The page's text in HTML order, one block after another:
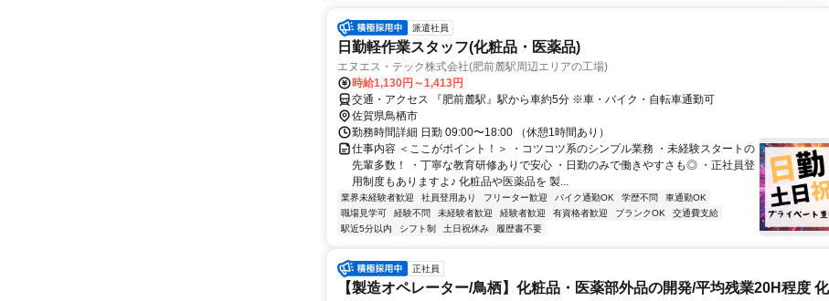
派遣社員
日勤軽作業スタッフ(化粧品・医薬品)
エヌエス・テック株式会社(肥前麓駅周辺エリアの工場)
時給1,130円～1,413円
交通・アクセス 『肥前麓駅』駅から車約5分 ※車・バイク・自転車通勤可
佐賀県鳥栖市
勤務時間詳細 日勤 09:00〜18:00 （休憩1時間あり）
仕事内容 ＜ここがポイント！＞ ・コツコツ系のシンプル業務 ・未経験スタートの
先輩多数！ ・丁寧な教育研修ありで安心 ・日勤のみで働きやすさも◎ ・正社員登
用制度もありますよ♪ 化粧品や医薬品を 製...
業界未経験者歓迎 社員登用あり フリーター歓迎 バイク通勤OK 学歴不問
車通勤OK
職場見学可
経験不問 未経験者歓迎 経験者歓迎 有資格者歓迎 ブランクOK
交通費支給
駅近5分以内
シフト制 土日祝休み 履歴書不要
正社員
【製造オペレーター/鳥栖】化粧品・医薬部外品の開発/平均残業20H程度